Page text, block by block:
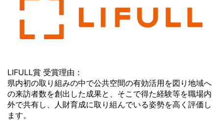
LIFULL賞 受賞理由：
県内初の取り組みの中で公共空間の有効活用を図り地域へ
の来訪者数を創出した成果と、そこで得た経験等を職場内
外で共有し、人財育成に取り組んでいる姿勢を高く評価し
ます。